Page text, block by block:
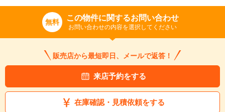
無料 この物件に関するお問い合わせ
お問い合わせの内容を選択してください
販売店から最短即日、メールで返答！
来店予約をする
在庫確認・見積依頼をする